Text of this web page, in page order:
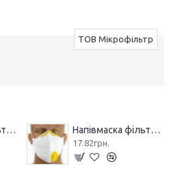
ТОВ Мікрофільтр
Напівмаска фільтрувальна МІКРОН (К) FFP1 NR з клапаном Напівмаска фільтрувальна МІКРОН (К) FFP2 NR з клапаном
17.82грн.